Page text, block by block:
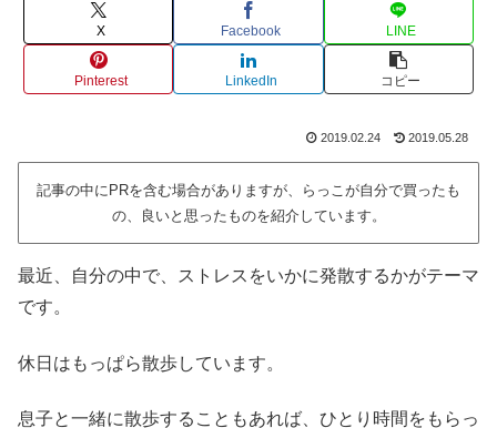
X Facebook LINE
Pinterest LinkedIn コピー
2019.02.24 2019.05.28
記事の中にPRを含む場合がありますが、らっこが自分で買ったも
の、良いと思ったものを紹介しています。
最近、自分の中で、ストレスをいかに発散するかがテーマ
です。
休日はもっぱら散歩しています。
息子と一緒に散歩することもあれば、ひとり時間をもらっ